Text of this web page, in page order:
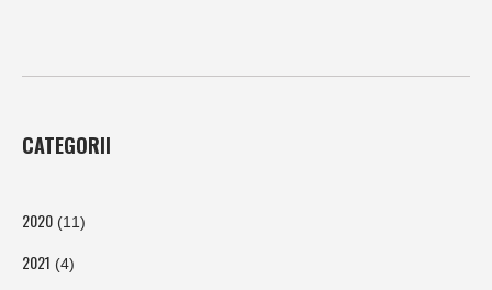
CATEGORII
2020 (11)
2021 (4)